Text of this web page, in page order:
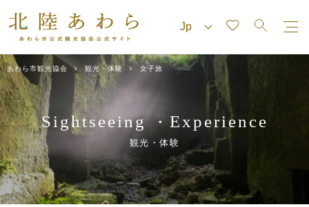
あわら市観光協会 観光・体験 女子旅
Sightseeing・ Experience
観光・体験